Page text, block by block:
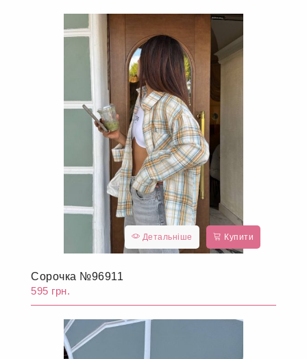
Детальніше Купити
Сорочка №96911
595 грн.